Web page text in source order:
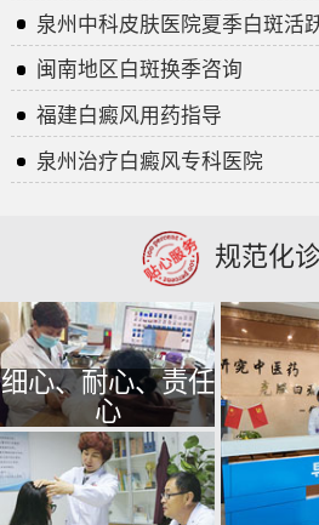
泉州中科皮肤医院夏季白斑活
闽南地区白斑换季咨询
福建白癜风用药指导
泉州治疗白癜风专科医院
规范化
细心、耐心、责任
心